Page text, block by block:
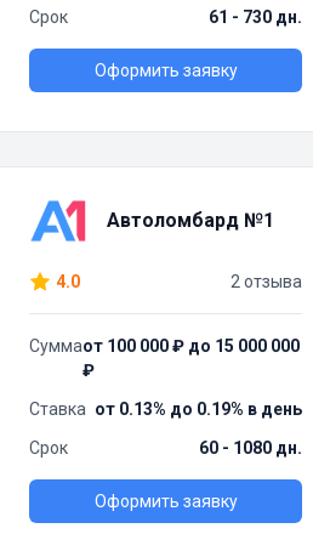
Срок
61 - 730 дн.
Оформить заявку
Автоломбард №1
4.0 2 отзыва
Суммаот 100 000 ₽ до 15 000 000
₽
Ставка от 0.13% до 0.19% в день
Срок
60 - 1080 дн.
Оформить заявку